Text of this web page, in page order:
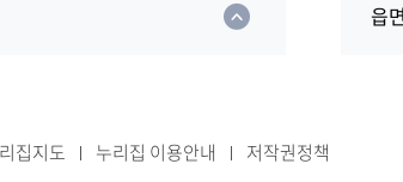
읍
집지도 누리집 이용안내 저작권정책